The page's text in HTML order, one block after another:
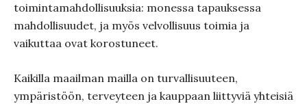
toimintamahdollisuuksia: monessa tapauksessa
mahdollisuudet, ja myös velvollisuus toimia ja
vaikuttaa ovat korostuneet.
Kaikilla maailman mailla on turvallisuuteen,
ympäristöön, terveyteen ja kauppaan liittyviä yhteisiä